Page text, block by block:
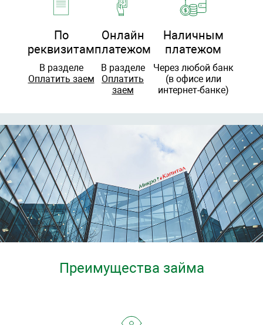
По
реквизитам
В разделе
Оплатить заем
Онлайн
платежом
В разделе
Оплатить
заем
Наличным
платежом
Через любой банк
(в офисе или
интернет-банке)
Преимущества займа